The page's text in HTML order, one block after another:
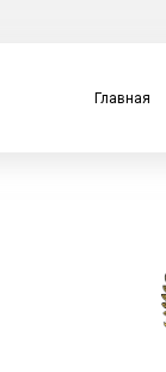
Главная